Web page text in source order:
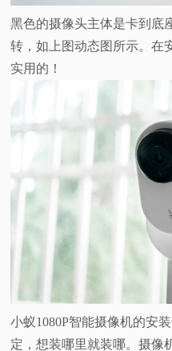
黑色的摄像头主体是卡到底
转，如上图动态图所示。在
实用的！
小蚁1080P智能摄像机的安
定，想装哪里就装哪。摄像